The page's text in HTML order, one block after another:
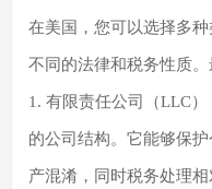
在美国，您可以选择多
不同的法律和税务性质
1. 有限责任公司（LLC
的公司结构。它能够保
产混淆，同时税务处理相